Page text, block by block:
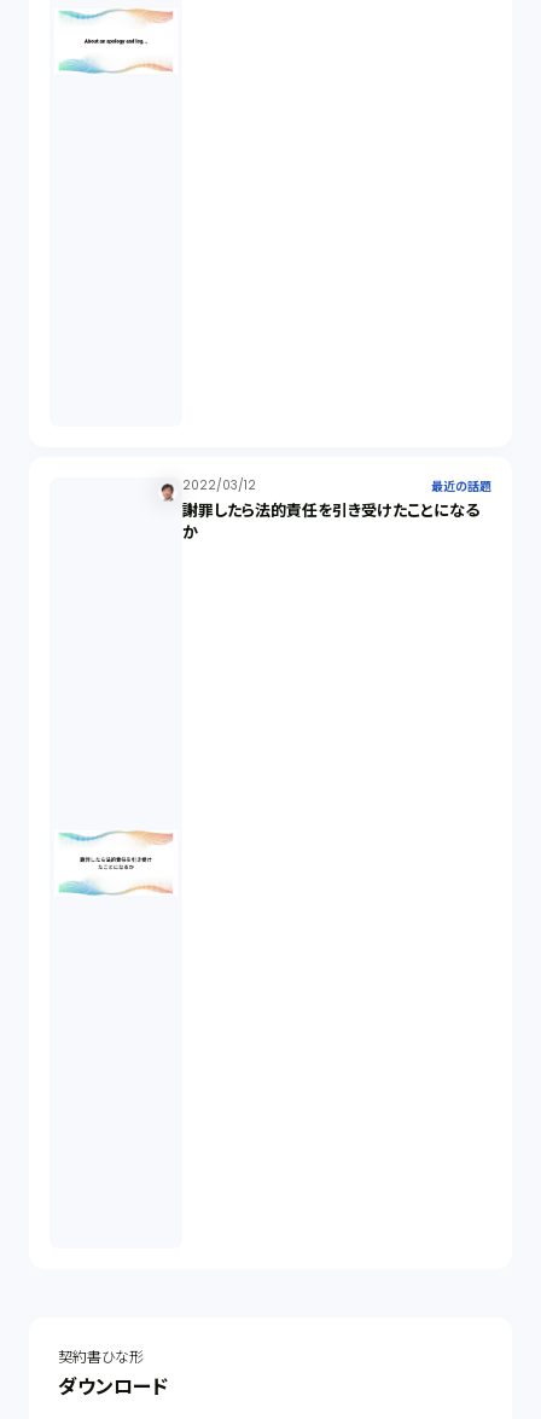
2022/03/12 最近の話題
謝罪したら法的責任を引き受けたことになる
か
契約書ひな形
ダウンロード